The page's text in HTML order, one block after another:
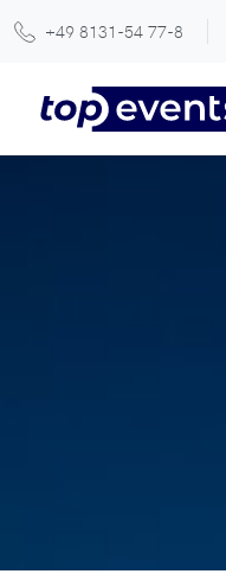
+49 8131-54 77-8